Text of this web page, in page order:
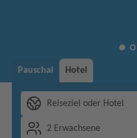
Pauschal Hotel
Reiseziel oder Hotel
2 Erwachsene